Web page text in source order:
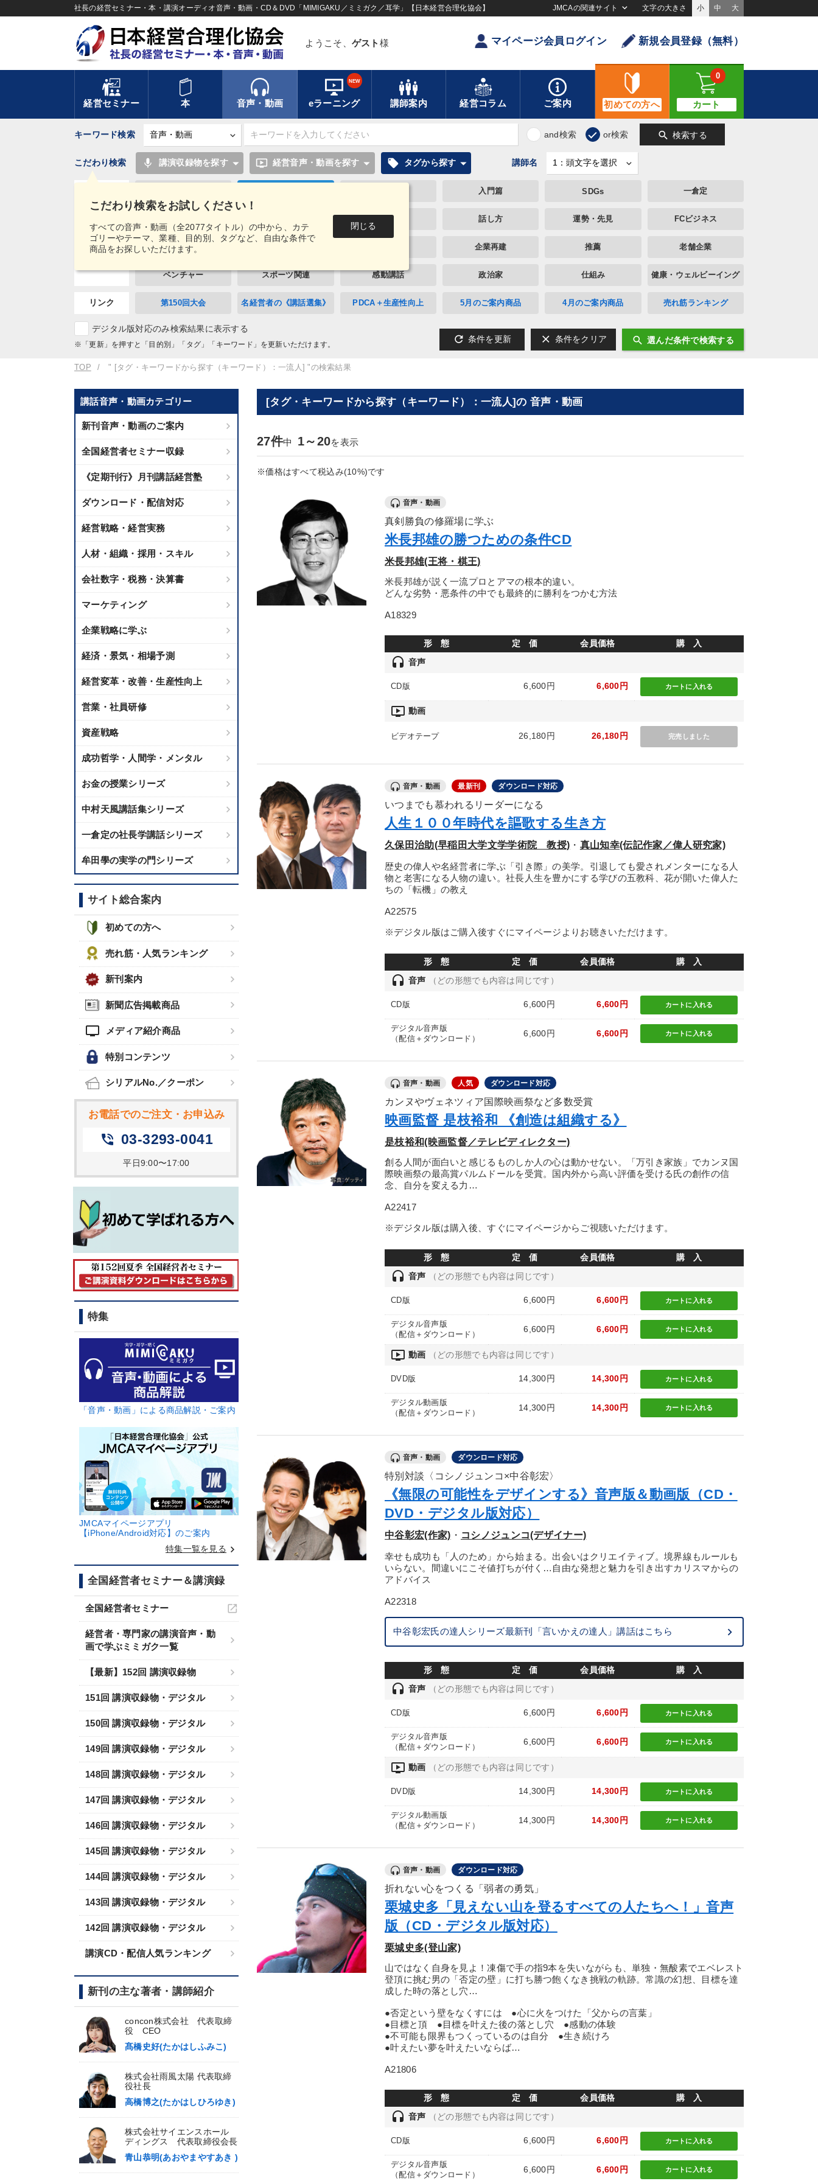
社長の経営セミナー・本・講演オーディオ音声・動画・CD＆DVD「MIMIGAKU／ミミガク／耳学」【日本経営合理化協会】 JMCAの関連サイト 文字の大きさ 小 中 大
ようこそ、 ゲスト 様 マイページ会員ログイン 新規会員登録（無料）
経営セミナー 本 音声・動画 eラーニング
NEW
講師案内 経営コラム ご案内 初めての方へ カート
0
キーワード検索 and検索 or検索 search 検索する
こだわり検索をお試しください！
すべての音声・動画（全2077タイトル）の中から、カテ
ゴリーやテーマ、業種、目的別、タグなど、自由な条件で
商品をお探しいただけます。
閉じる
こだわり検索 mic 講演収録物を探す ondemand_video 経営音声・動画を探す local_offer タグから探す 講師名
タグ・
キーワード
入門篇 SDGs 一倉定
教育 話し方 運勢・先見 FCビジネス
インバウンド 企業再建 推薦 老舗企業
ベンチャー スポーツ関連 感動講話 政治家 仕組み 健康・ウェルビーイング
リンク 第150回大会 名経営者の《講話選集》 PDCA＋生産性向上 5月のご案内商品 4月のご案内商品 売れ筋ランキング
デジタル版対応のみ検索結果に表示する
※「更新」を押すと「目的別」「タグ」「キーワード」を更新いただけます。 refresh 条件を更新 clear 条件をクリア search 選んだ条件で検索する
TOP " [タグ・キーワードから探す（キーワード）：一流人] "の検索結果
講話音声・動画カテゴリー
新刊音声・動画のご案内
全国経営者セミナー収録
《定期刊行》月刊講話経営塾
ダウンロード・配信対応
経営戦略・経営実務
人材・組織・採用・スキル
会社数字・税務・決算書
マーケティング
企業戦略に学ぶ
経済・景気・相場予測
経営変革・改善・生産性向上
営業・社員研修
資産戦略
成功哲学・人間学・メンタル
お金の授業シリーズ
中村天風講話集シリーズ
一倉定の社長学講話シリーズ
牟田學の実学の門シリーズ
サイト総合案内
初めての方へ
売れ筋・人気ランキング
新刊案内
新聞広告掲載商品
tv メディア紹介商品
特別コンテンツ
シリアルNo.／クーポン
お電話でのご注文・お申込み
phone_in_talk 03-3293-0041
平日9:00〜17:00
特集
「音声・動画」による商品解説・ご案内
JMCAマイページアプリ
【iPhone/Android対応】のご案内
特集一覧を見る keyboard_arrow_right
全国経営者セミナー＆講演録
全国経営者セミナー
経営者・専門家の講演音声・動
画で学ぶミミガク一覧
【最新】152回 講演収録物
151回 講演収録物・デジタル
150回 講演収録物・デジタル
149回 講演収録物・デジタル
148回 講演収録物・デジタル
147回 講演収録物・デジタル
146回 講演収録物・デジタル
145回 講演収録物・デジタル
144回 講演収録物・デジタル
143回 講演収録物・デジタル
142回 講演収録物・デジタル
講演CD・配信人気ランキング
新刊の主な著者・講師紹介
concon株式会社 代表取締
役 CEO
髙橋史好(たかはしふみこ)
株式会社雨風太陽 代表取締
役社長
高橋博之(たかはしひろゆき)
株式会社サイエンスホール
ディングス 代表取締役会長
青山恭明(あおやまやすあき )
[タグ・キーワードから探す（キーワード）：一流人]の 音声・動画
27件中 1～20を表示
※価格はすべて税込み(10%)です
音声・動画
真剣勝負の修羅場に学ぶ
米長邦雄の勝つための条件CD
米長邦雄(王将・棋王)
米長邦雄が説く一流プロとアマの根本的違い。
どんな劣勢・悪条件の中でも最終的に勝利をつかむ方法
A18329
形 態 定 価 会員価格 購 入
headset 音声
CD版 6,600円 6,600円 カートに 入れる
ondemand_video 動画
ビデオテープ 26,180円 26,180円 完売しました
音声・動画 最新刊 ダウンロード対応
いつまでも慕われるリーダーになる
人生１００年時代を謳歌する生き方
久保田治助(早稲田大学文学学術院 教授) ・ 真山知幸(伝記作家／偉人研究家)
歴史の偉人や名経営者に学ぶ「引き際」の美学。引退しても愛されメンターになる人
物と老害になる人物の違い。社長人生を豊かにする学びの五教科、花が開いた偉人た
ちの「転機」の教え
A22575
※デジタル版はご購入後すぐにマイページよりお聴きいただけます。
形 態 定 価 会員価格 購 入
headset 音声 （どの形態でも内容は同じです）
CD版 6,600円 6,600円 カートに 入れる
デジタル音声版
（配信＋ダウンロード）
6,600円 6,600円 カートに 入れる
音声・動画 人気 ダウンロード対応
カンヌやヴェネツィア国際映画祭など多数受賞
映画監督 是枝裕和 《創造は組織する》
是枝裕和(映画監督／テレビディレクター)
創る人間が面白いと感じるものしか人の心は動かせない。「万引き家族」でカンヌ国
際映画祭の最高賞パルムドールを受賞。国内外から高い評価を受ける氏の創作の信
念、自分を変える力…
A22417
※デジタル版は購入後、すぐにマイページからご視聴いただけます。
形 態 定 価 会員価格 購 入
headset 音声 （どの形態でも内容は同じです）
CD版 6,600円 6,600円 カートに 入れる
デジタル音声版
（配信＋ダウンロード）
6,600円 6,600円 カートに 入れる
ondemand_video 動画 （どの形態でも内容は同じです）
DVD版 14,300円 14,300円 カートに 入れる
デジタル動画版
（配信＋ダウンロード）
14,300円 14,300円 カートに 入れる
音声・動画 ダウンロード対応
特別対談〈コシノジュンコ×中谷彰宏〉
《無限の可能性をデザインする》音声版＆動画版（CD・
DVD・デジタル版対応）
中谷彰宏(作家) ・ コシノジュンコ(デザイナー)
幸せも成功も「人のため」から始まる。出会いはクリエイティブ。境界線もルールも
いらない。間違いにこそ値打ちが付く…自由な発想と魅力を引き出すカリスマからの
アドバイス
A22318
中谷彰宏氏の達人シリーズ最新刊「言いかえの達人」講話はこちら
形 態 定 価 会員価格 購 入
headset 音声 （どの形態でも内容は同じです）
CD版 6,600円 6,600円 カートに 入れる
デジタル音声版
（配信＋ダウンロード）
6,600円 6,600円 カートに 入れる
ondemand_video 動画 （どの形態でも内容は同じです）
DVD版 14,300円 14,300円 カートに 入れる
デジタル動画版
（配信＋ダウンロード）
14,300円 14,300円 カートに 入れる
音声・動画 ダウンロード対応
折れない心をつくる「弱者の勇気」
栗城史多「見えない山を登るすべての人たちへ！」音声
版（CD・デジタル版対応）
栗城史多(登山家)
山ではなく自身を見よ！凍傷で手の指9本を失いながらも、単独・無酸素でエベレスト
登頂に挑む男の「否定の壁」に打ち勝つ飽くなき挑戦の軌跡。常識の幻想、目標を達
成した時の落とし穴…
●否定という壁をなくすには ●心に火をつけた「父からの言葉」
●目標と頂 ●目標を叶えた後の落とし穴 ●感動の体験
●不可能も限界もつくっているのは自分 ●生き続けろ
●叶えたい夢を叶えたいならば…
A21806
形 態 定 価 会員価格 購 入
headset 音声 （どの形態でも内容は同じです）
CD版 6,600円 6,600円 カートに 入れる
デジタル音声版
（配信＋ダウンロード）
6,600円 6,600円 カートに 入れる